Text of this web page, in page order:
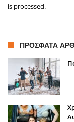
is processed.
ΠΡΌΣΦΑΤΑ